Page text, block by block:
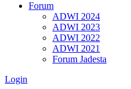
Forum
ADWI 2024
ADWI 2023
ADWI 2022
ADWI 2021
Forum Jadesta
Login